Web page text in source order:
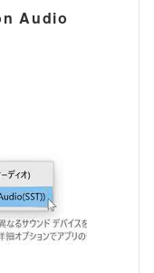
Audio